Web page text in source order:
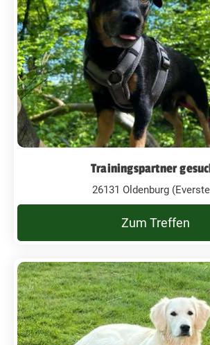
Trainingspartner
26131 Oldenburg
Zum Treffen